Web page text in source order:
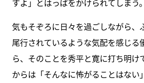
気もそぞろに日々を過ごしながら、
尾行されているような気配を感じる
ら、そのことを秀平と寛に打ち明け
からは「そんなに怖がることはない